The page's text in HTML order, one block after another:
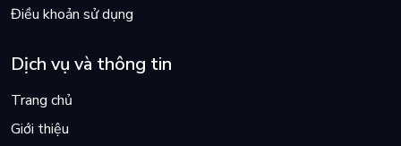
Điều khoản sử dụng
Dịch vụ và thông tin
Trang chủ
Giới thiệu